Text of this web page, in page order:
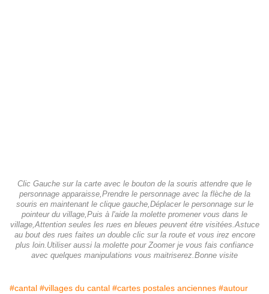
Clic Gauche sur la carte avec le bouton de la souris attendre que le
personnage apparaisse,Prendre le personnage avec la flèche de la
souris en maintenant le clique gauche,Déplacer le personnage sur le
pointeur du village,Puis à l'aide la molette promener vous dans le
village,Attention seules les rues en bleues peuvent étre visitées.Astuce
au bout des rues faites un double clic sur la route et vous irez encore
plus loin.Utiliser aussi la molette pour Zoomer je vous fais confiance
avec quelques manipulations vous maitriserez.Bonne visite
#cantal #villages du cantal #cartes postales anciennes #autour